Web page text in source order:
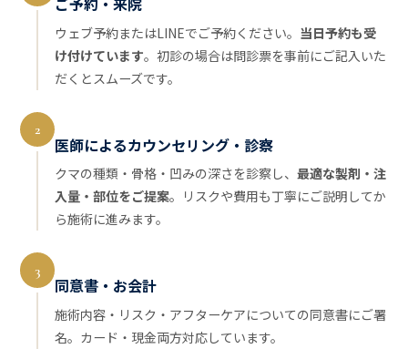
ウェブ予約またはLINEでご予約ください。 当日予約も受
け付けています。初診の場合は問診票を事前にご記入いた
だくとスムーズです。
2
医師によるカウンセリング・診察
クマの種類・骨格・凹みの深さを診察し、最適な製剤・注
入量・部位をご提案。リスクや費用も丁寧にご説明してか
ら施術に進みます。
3
同意書・お会計
施術内容・リスク・アフターケアについての同意書にご署
名。カード・現金両方対応しています。